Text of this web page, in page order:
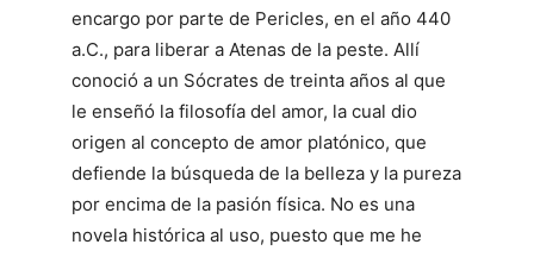
encargo por parte de Pericles, en el año 440
a.C., para liberar a Atenas de la peste. Allí
conoció a un Sócrates de treinta años al que
le enseñó la filosofía del amor, la cual dio
origen al concepto de amor platónico, que
defiende la búsqueda de la belleza y la pureza
por encima de la pasión física. No es una
novela histórica al uso, puesto que me he